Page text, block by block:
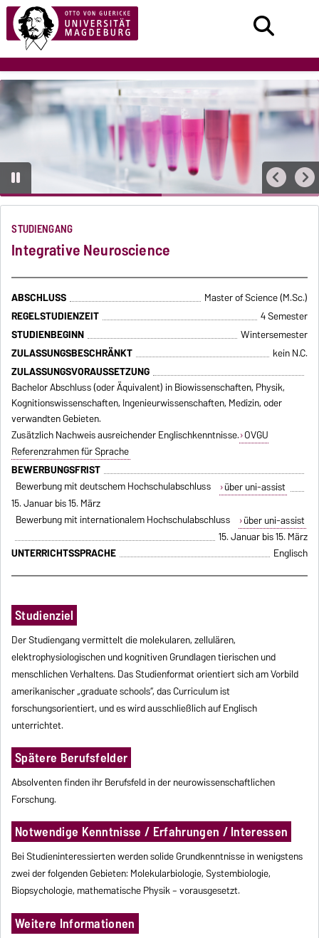
STUDIENGANG
Integrative Neuroscience
ABSCHLUSS
Master of Science (M.Sc.)
REGELSTUDIENZEIT
4 Semester
STUDIENBEGINN
Wintersemester
ZULASSUNGSBESCHRÄNKT
kein N.C.
ZULASSUNGSVORAUSSETZUNG
Bachelor Abschluss (oder Äquivalent) in Biowissenschaften, Physik,
Kognitionswissenschaften, Ingenieurwissenschaften, Medizin, oder
verwandten Gebieten.
Zusätzlich Nachweis ausreichender Englischkenntnisse. OVGU
Referenzrahmen für Sprache
BEWERBUNGSFRIST
Bewerbung mit deutschem Hochschulabschluss
über uni-assist
15. Januar bis 15. März
Bewerbung mit internationalem Hochschulabschluss
über uni-assist
15. Januar bis 15. März
UNTERRICHTSSPRACHE
Englisch
Studienziel
Der Studiengang vermittelt die molekularen, zellulären,
elektrophysiologischen und kognitiven Grundlagen tierischen und
menschlichen Verhaltens. Das Studienformat orientiert sich am Vorbild
amerikanischer „graduate schools“, das Curriculum ist
forschungsorientiert, und es wird ausschließlich auf Englisch
unterrichtet.
Spätere Berufsfelder
Absolventen finden ihr Berufsfeld in der neurowissenschaftlichen
Forschung.
Notwendige Kenntnisse / Erfahrungen / Interessen
Bei Studieninteressierten werden solide Grundkenntnisse in wenigstens
zwei der folgenden Gebieten: Molekularbiologie, Systembiologie,
Biopsychologie, mathematische Physik – vorausgesetzt.
Weitere Informationen